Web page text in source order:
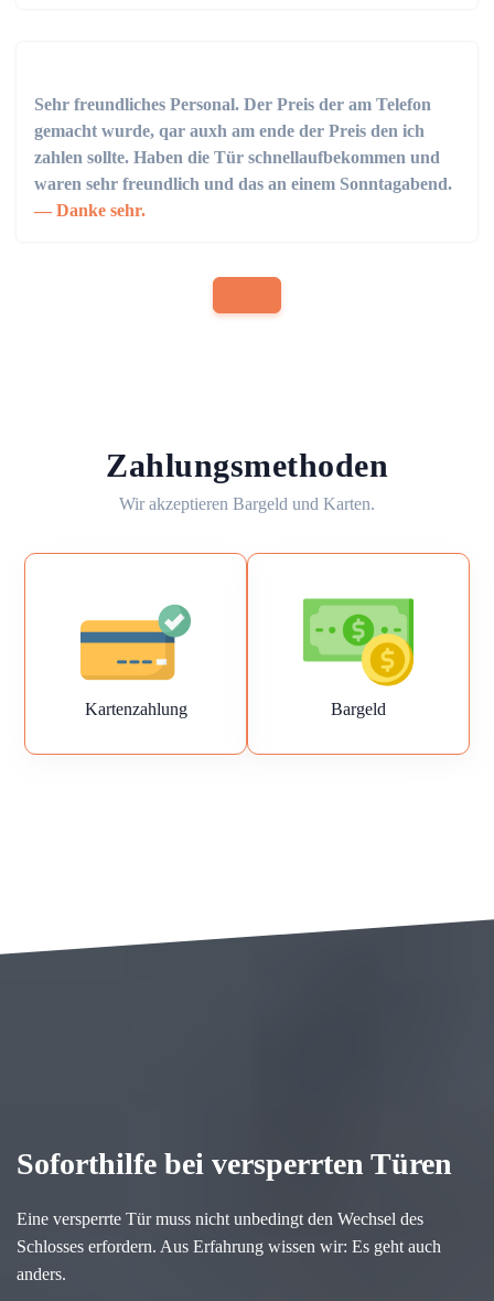
Sehr freundliches Personal. Der Preis der am Telefon
gemacht wurde, qar auxh am ende der Preis den ich
zahlen sollte. Haben die Tür schnellaufbekommen und
waren sehr freundlich und das an einem Sonntagabend.
Danke sehr.
Zahlungsmethoden
Wir akzeptieren Bargeld und Karten.
Kartenzahlung Bargeld
Soforthilfe bei versperrten Türen
Eine versperrte Tür muss nicht unbedingt den Wechsel des
Schlosses erfordern. Aus Erfahrung wissen wir: Es geht auch
anders.